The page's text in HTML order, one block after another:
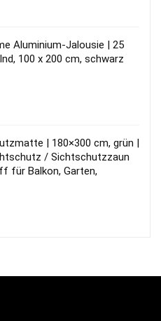
Aluminium-Jalousie | 25
100 x 200 cm, schwarz
| 180×300 cm, grün |
/ Sichtschutzzaun
für Balkon, Garten,